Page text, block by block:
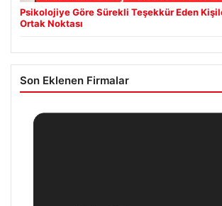
Psikolojiye Göre Sürekli Teşekkür Eden
Ortak Noktası
Son Eklenen Firmalar